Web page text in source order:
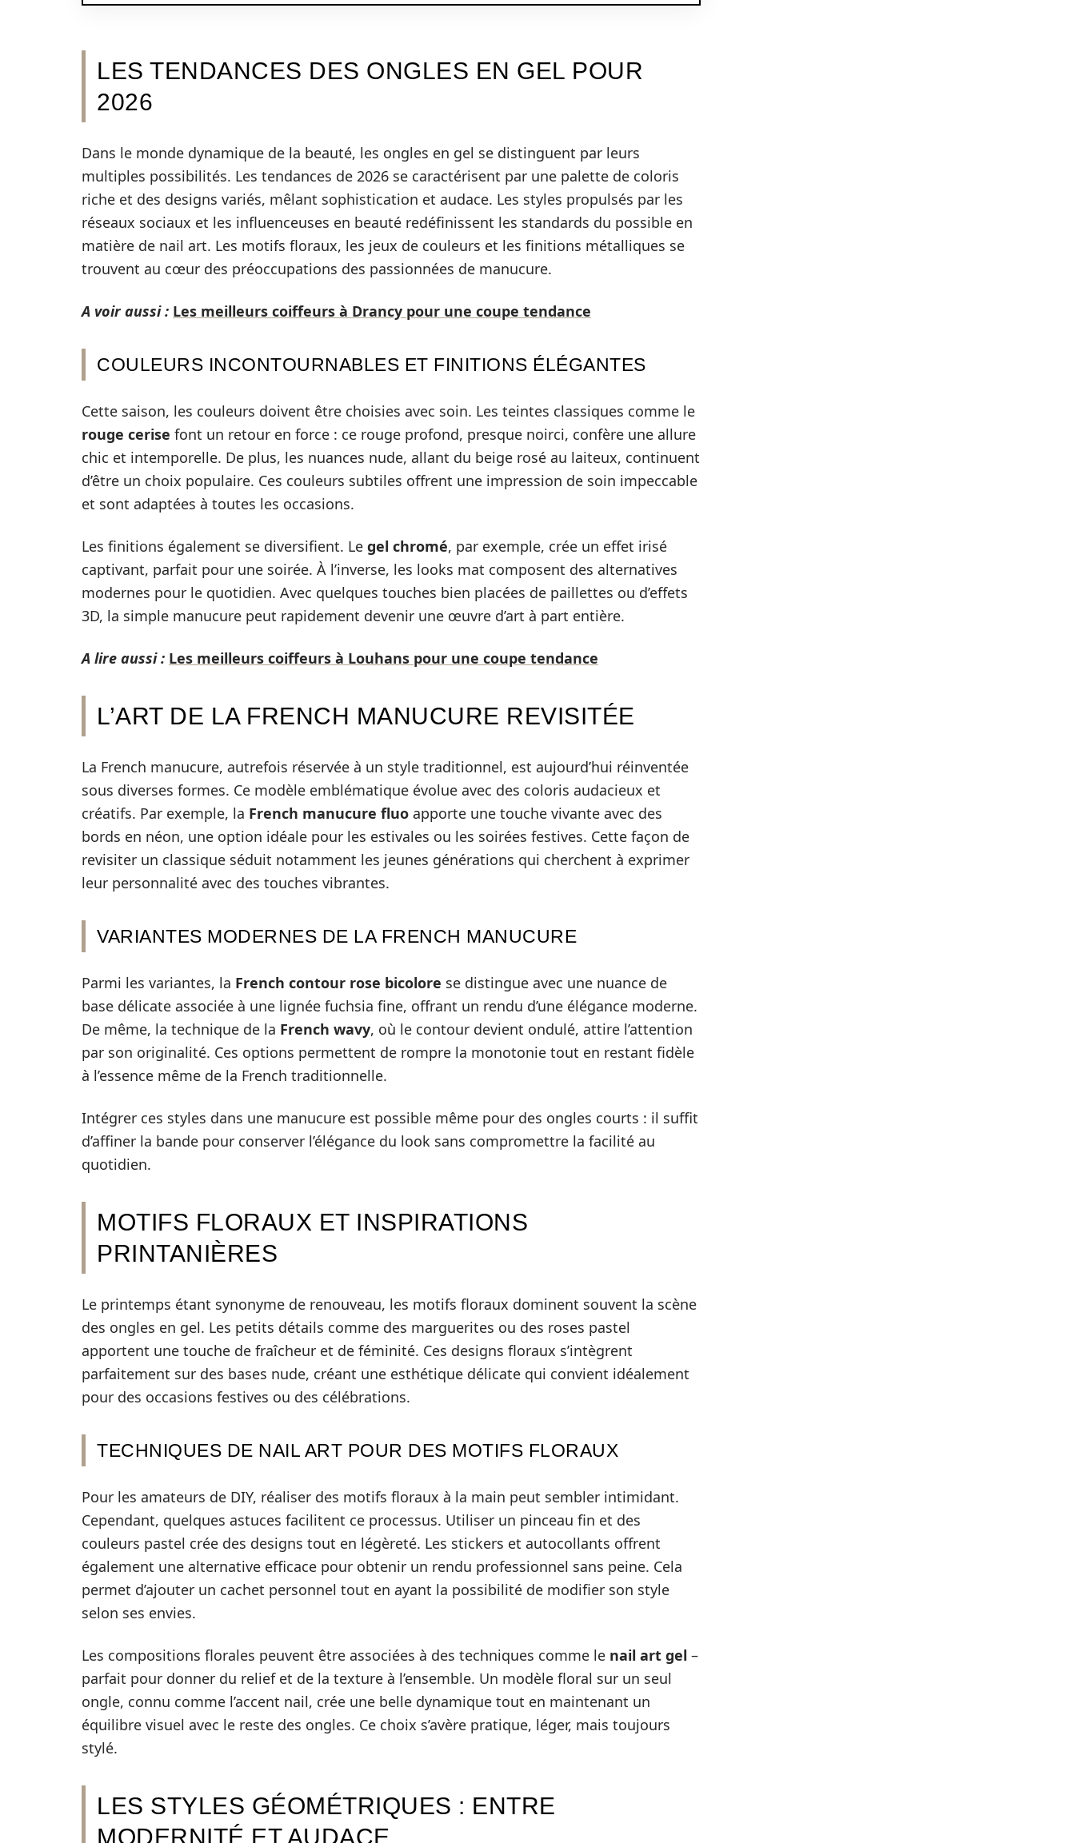
LES TENDANCES DES ONGLES EN GEL POUR
2026
Dans le monde dynamique de la beauté, les ongles en gel se distinguent par leurs
multiples possibilités. Les tendances de 2026 se caractérisent par une palette de coloris
riche et des designs variés, mêlant sophistication et audace. Les styles propulsés par les
réseaux sociaux et les influenceuses en beauté redéfinissent les standards du possible en
matière de nail art. Les motifs floraux, les jeux de couleurs et les finitions métalliques se
trouvent au cœur des préoccupations des passionnées de manucure.
A voir aussi : Les meilleurs coiffeurs à Drancy pour une coupe tendance
COULEURS INCONTOURNABLES ET FINITIONS ÉLÉGANTES
Cette saison, les couleurs doivent être choisies avec soin. Les teintes classiques comme le
rouge cerise font un retour en force : ce rouge profond, presque noirci, confère une allure
chic et intemporelle. De plus, les nuances nude, allant du beige rosé au laiteux, continuent
d’être un choix populaire. Ces couleurs subtiles offrent une impression de soin impeccable
et sont adaptées à toutes les occasions.
Les finitions également se diversifient. Le gel chromé, par exemple, crée un effet irisé
captivant, parfait pour une soirée. À l’inverse, les looks mat composent des alternatives
modernes pour le quotidien. Avec quelques touches bien placées de paillettes ou d’effets
3D, la simple manucure peut rapidement devenir une œuvre d’art à part entière.
A lire aussi : Les meilleurs coiffeurs à Louhans pour une coupe tendance
L’ART DE LA FRENCH MANUCURE REVISITÉE
La French manucure, autrefois réservée à un style traditionnel, est aujourd’hui réinventée
sous diverses formes. Ce modèle emblématique évolue avec des coloris audacieux et
créatifs. Par exemple, la French manucure fluo apporte une touche vivante avec des
bords en néon, une option idéale pour les estivales ou les soirées festives. Cette façon de
revisiter un classique séduit notamment les jeunes générations qui cherchent à exprimer
leur personnalité avec des touches vibrantes.
VARIANTES MODERNES DE LA FRENCH MANUCURE
Parmi les variantes, la French contour rose bicolore se distingue avec une nuance de
base délicate associée à une lignée fuchsia fine, offrant un rendu d’une élégance moderne.
De même, la technique de la French wavy, où le contour devient ondulé, attire l’attention
par son originalité. Ces options permettent de rompre la monotonie tout en restant fidèle
à l’essence même de la French traditionnelle.
Intégrer ces styles dans une manucure est possible même pour des ongles courts : il suffit
d’affiner la bande pour conserver l’élégance du look sans compromettre la facilité au
quotidien.
MOTIFS FLORAUX ET INSPIRATIONS
PRINTANIÈRES
Le printemps étant synonyme de renouveau, les motifs floraux dominent souvent la scène
des ongles en gel. Les petits détails comme des marguerites ou des roses pastel
apportent une touche de fraîcheur et de féminité. Ces designs floraux s’intègrent
parfaitement sur des bases nude, créant une esthétique délicate qui convient idéalement
pour des occasions festives ou des célébrations.
TECHNIQUES DE NAIL ART POUR DES MOTIFS FLORAUX
Pour les amateurs de DIY, réaliser des motifs floraux à la main peut sembler intimidant.
Cependant, quelques astuces facilitent ce processus. Utiliser un pinceau fin et des
couleurs pastel crée des designs tout en légèreté. Les stickers et autocollants offrent
également une alternative efficace pour obtenir un rendu professionnel sans peine. Cela
permet d’ajouter un cachet personnel tout en ayant la possibilité de modifier son style
selon ses envies.
Les compositions florales peuvent être associées à des techniques comme le nail art gel –
parfait pour donner du relief et de la texture à l’ensemble. Un modèle floral sur un seul
ongle, connu comme l’accent nail, crée une belle dynamique tout en maintenant un
équilibre visuel avec le reste des ongles. Ce choix s’avère pratique, léger, mais toujours
stylé.
LES STYLES GÉOMÉTRIQUES : ENTRE
MODERNITÉ ET AUDACE